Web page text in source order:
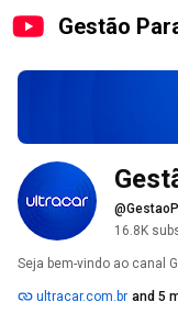
Gestão
16.8K
Seja bem-vindo ao canal
ultracar.com.br and 5